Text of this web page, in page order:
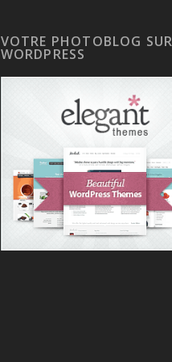
VOTRE PHOTOBLOG SUR
WORDPRESS